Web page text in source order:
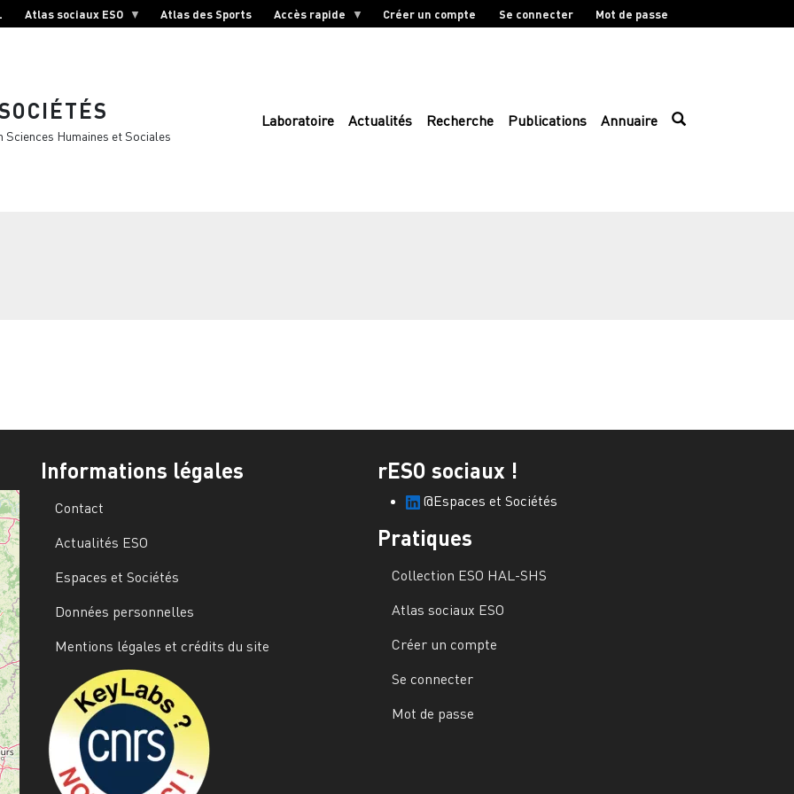
Atlas sociaux ESO Atlas des Sports Accès rapide Créer un compte Se connecter Mot de passe
Humaines et Sociales
Laboratoire Actualités Recherche Publications Annuaire
Informations légales
Contact
Actualités ESO
Espaces et Sociétés
Données personnelles
Mentions légales et crédits du site
rESO sociaux !
@Espaces et Sociétés
Pratiques
Collection ESO HAL-SHS
Atlas sociaux ESO
Créer un compte
Se connecter
Mot de passe